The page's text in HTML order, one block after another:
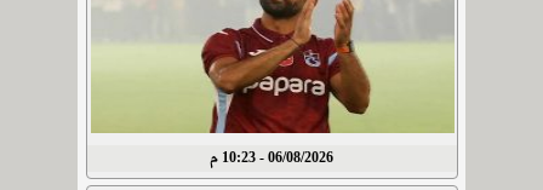
06/08/2026 - 10:23 م